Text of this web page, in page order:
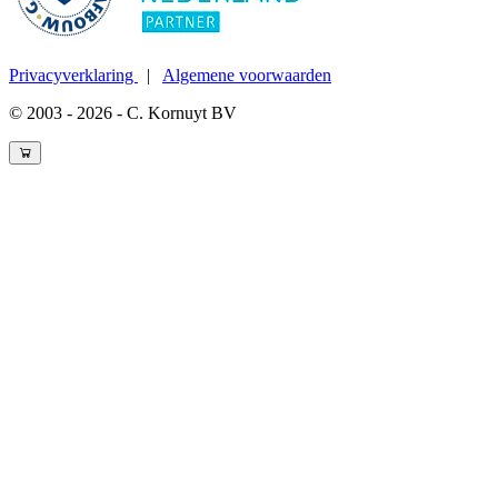
Privacyverklaring | Algemene voorwaarden
© 2003 - 2026 - C. Kornuyt BV